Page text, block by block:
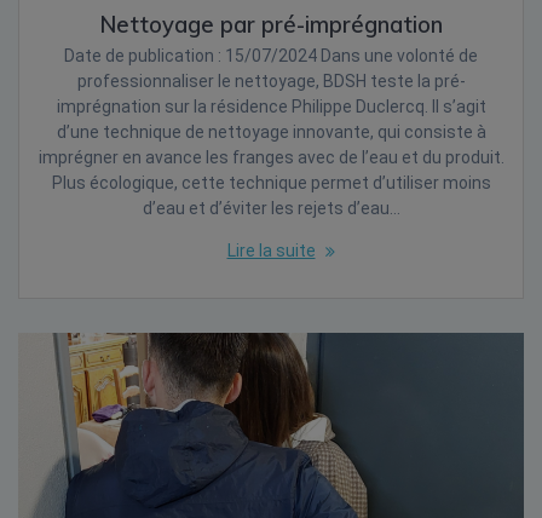
Nettoyage par pré-imprégnation
Date de publication : 15/07/2024 Dans une volonté de
professionnaliser le nettoyage, BDSH teste la pré-
imprégnation sur la résidence Philippe Duclercq. Il s’agit
d’une technique de nettoyage innovante, qui consiste à
imprégner en avance les franges avec de l’eau et du produit.
Plus écologique, cette technique permet d’utiliser moins
d’eau et d’éviter les rejets d’eau…
Lire la suite